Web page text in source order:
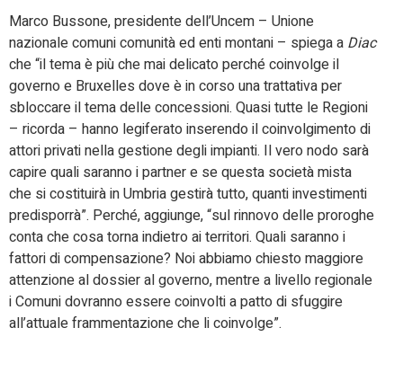
Marco Bussone, presidente dell’Uncem – Unione
nazionale comuni comunità ed enti montani – spiega a Diac
che “il tema è più che mai delicato perché coinvolge il
governo e Bruxelles dove è in corso una trattativa per
sbloccare il tema delle concessioni. Quasi tutte le Regioni
– ricorda – hanno legiferato inserendo il coinvolgimento di
attori privati nella gestione degli impianti. Il vero nodo sarà
capire quali saranno i partner e se questa società mista
che si costituirà in Umbria gestirà tutto, quanti investimenti
predisporrà”. Perché, aggiunge, “sul rinnovo delle proroghe
conta che cosa torna indietro ai territori. Quali saranno i
fattori di compensazione? Noi abbiamo chiesto maggiore
attenzione al dossier al governo, mentre a livello regionale
i Comuni dovranno essere coinvolti a patto di sfuggire
all’attuale frammentazione che li coinvolge”.